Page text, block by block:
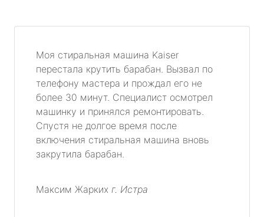
Моя стиральная машина Kaiser
перестала крутить барабан. Вызвал по
телефону мастера и прождал его не
более 30 минут. Специалист осмотрел
машинку и принялся ремонтировать.
Спустя не долгое время после
включения стиральная машина вновь
закрутила барабан.
Максим Жарких г. Истра